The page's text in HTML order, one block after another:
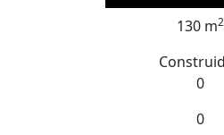
130 m2
0
0